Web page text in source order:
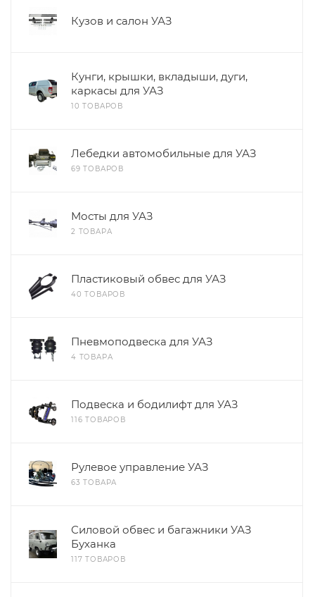
Кузов и салон УАЗ
Кунги, крышки, вкладыши, дуги,
каркасы для УАЗ
10 ТОВАРОВ
Лeбедки автомобильные для УАЗ
69 ТОВАРОВ
Мосты для УАЗ
2 ТОВАРА
Пластиковый обвес для УАЗ
40 ТОВАРОВ
Пневмоподвеска для УАЗ
4 ТОВАРА
Подвеска и бодилифт для УАЗ
116 ТОВАРОВ
Рулевое управление УАЗ
63 ТОВАРА
Силовой обвес и багажники УАЗ
Буханка
117 ТОВАРОВ